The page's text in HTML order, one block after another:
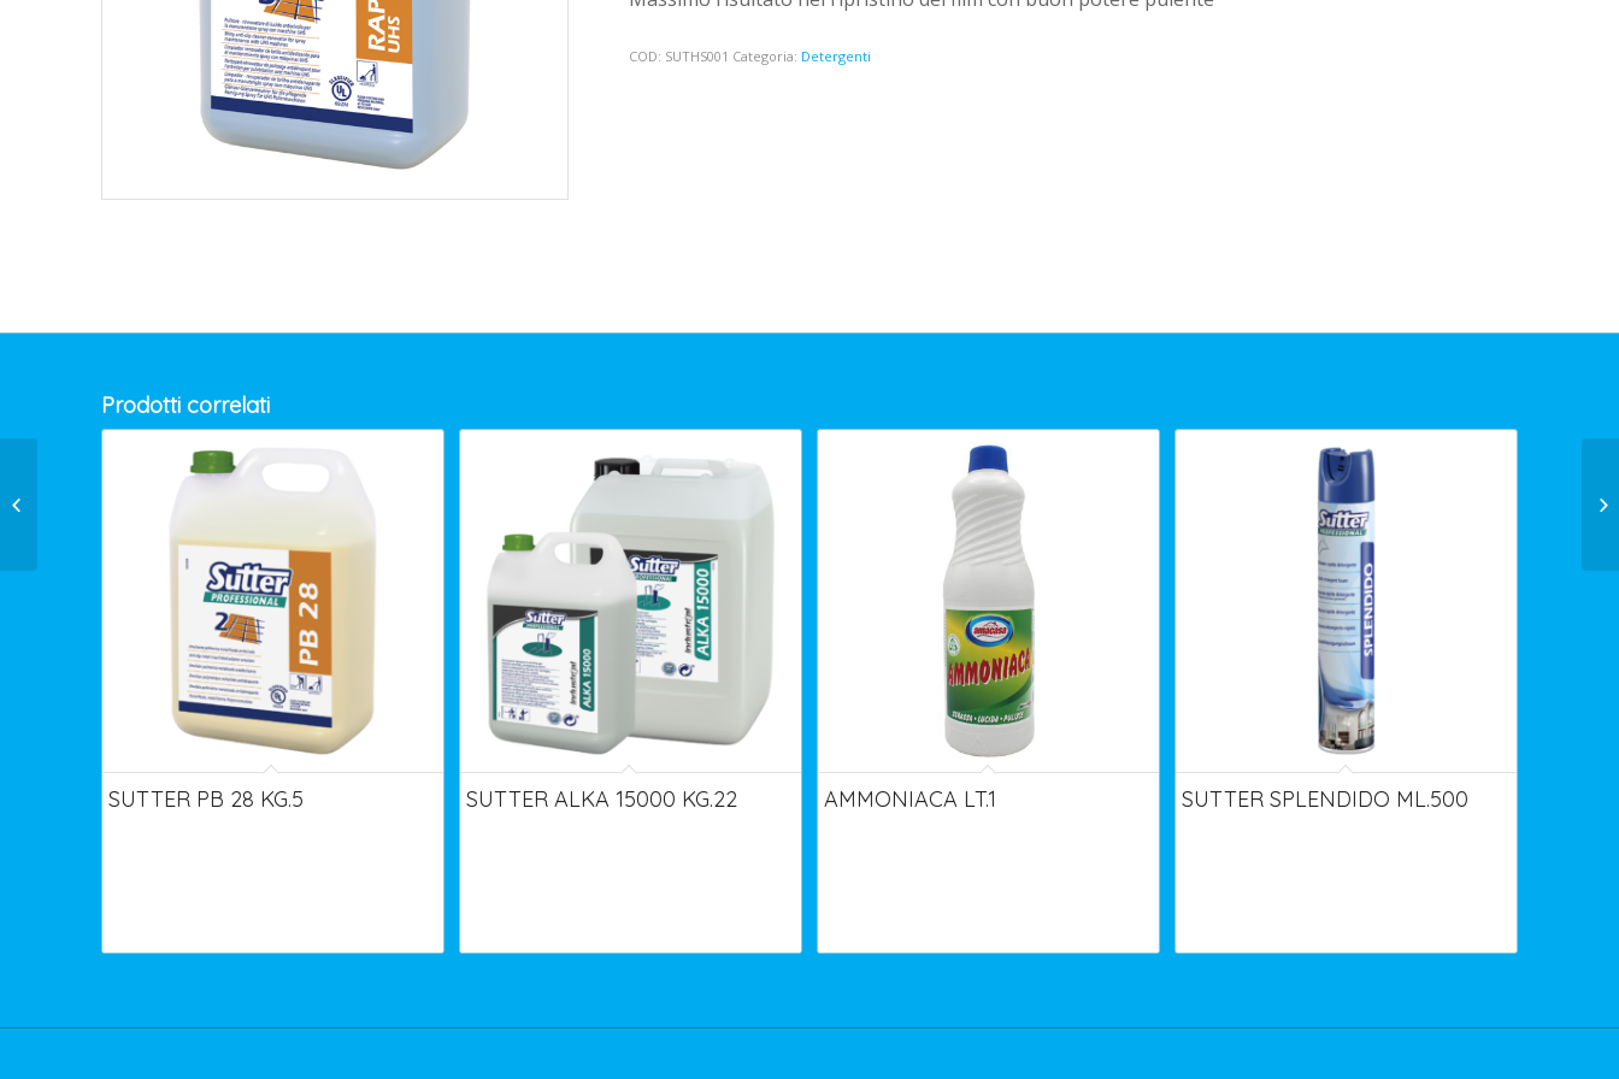
COD: SUTHS001 Categoria: Detergenti
Prodotti correlati
SUTTER PB 28 KG.5 SUTTER ALKA 15000 KG.22 AMMONIACA LT.1 SUTTER SPLENDIDO ML.500